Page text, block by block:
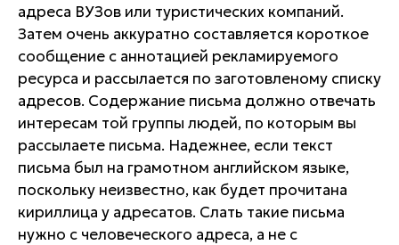
адреса ВУЗов или туристических компаний.
Затем очень аккуратно составляется короткое
сообщение с аннотацией рекламируемого
ресурса и рассылается по заготовленому списку
адресов. Содержание письма должно отвечать
интересам той группы людей, по которым вы
рассылаете письма. Надежнее, если текст
письма был на грамотном английском языке,
поскольку неизвестно, как будет прочитана
кириллица у адресатов. Слать такие письма
нужно с человеческого адреса, а не с